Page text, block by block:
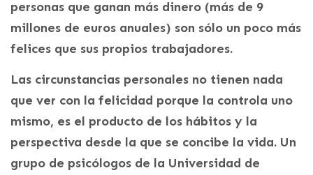
personas que ganan más dinero (más de 9
millones de euros anuales) son sólo un poco más
felices que sus propios trabajadores.
Las circunstancias personales no tienen nada
que ver con la felicidad porque la controla uno
mismo, es el producto de los hábitos y la
perspectiva desde la que se concibe la vida. Un
grupo de psicólogos de la Universidad de